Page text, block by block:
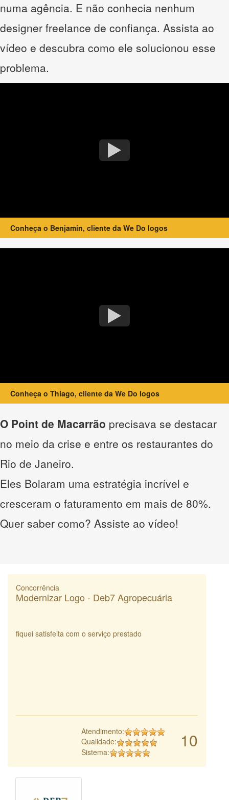
numa agência. E não conhecia nenhum
designer freelance de confiança. Assista ao
vídeo e descubra como ele solucionou esse
problema.
Conheça o Benjamin, cliente da We Do logos
Conheça o Thiago, cliente da We Do logos
O Point de Macarrão precisava se destacar
no meio da crise e entre os restaurantes do
Rio de Janeiro.
Eles Bolaram uma estratégia incrível e
cresceram o faturamento em mais de 80%.
Quer saber como? Assiste ao vídeo!
Concorrência
Modernizar Logo - Deb7 Agropecuária
fiquei satisfeita com o serviço prestado
10
Atendimento:
Qualidade:
Sistema: